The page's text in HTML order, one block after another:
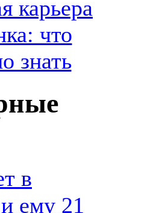
карьера
что
знать
в
ему 21